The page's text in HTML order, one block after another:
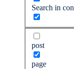
Search in
post
page